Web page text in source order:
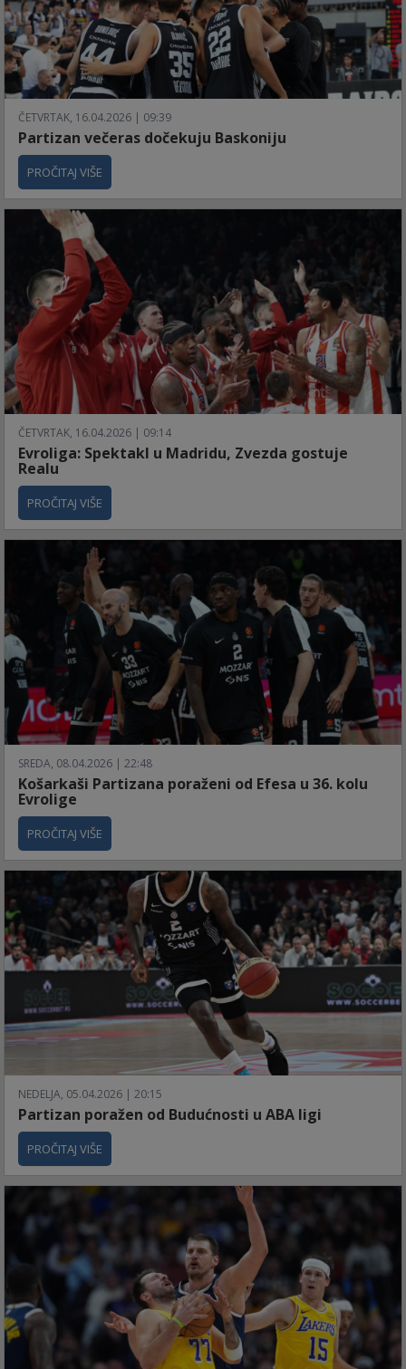
ČETVRTAK, 16.04.2026 | 09:39
Partizan večeras dočekuju Baskoniju
PROČITAJ VIŠE
ČETVRTAK, 16.04.2026 | 09:14
Evroliga: Spektakl u Madridu, Zvezda gostuje
Realu
PROČITAJ VIŠE
SREDA, 08.04.2026 | 22:48
Košarkaši Partizana poraženi od Efesa u 36. kolu
Evrolige
PROČITAJ VIŠE
NEDELJA, 05.04.2026 | 20:15
Partizan poražen od Budućnosti u ABA ligi
PROČITAJ VIŠE